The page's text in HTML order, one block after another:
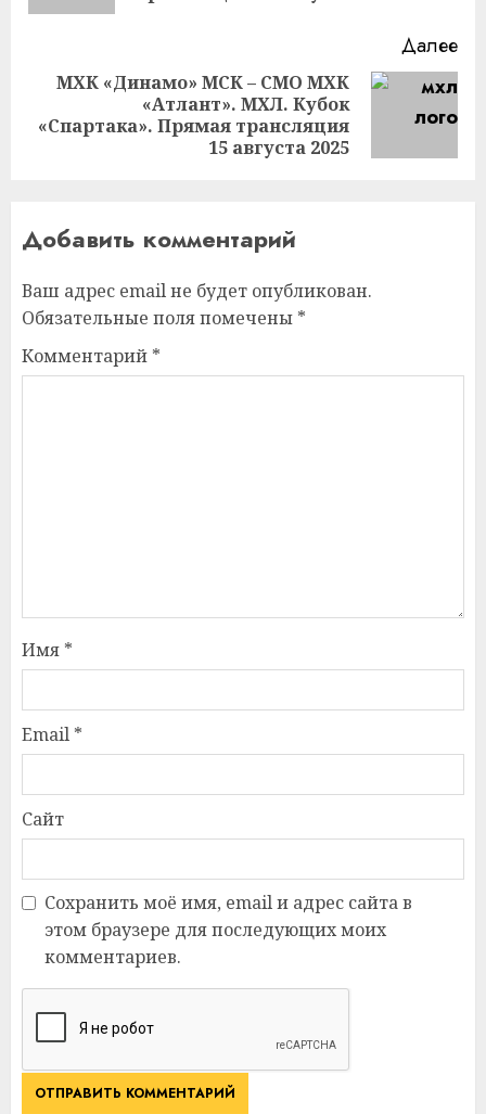
Далее
Следующая
запись:
МХК «Динамо» МСК – СМО МХК
«Атлант». МХЛ. Кубок
«Спартака». Прямая трансляция
15 августа 2025
Добавить комментарий
Ваш адрес email не будет опубликован.
Обязательные поля помечены *
Комментарий *
Имя *
Email *
Сайт
Сохранить моё имя, email и адрес сайта в
этом браузере для последующих моих
комментариев.